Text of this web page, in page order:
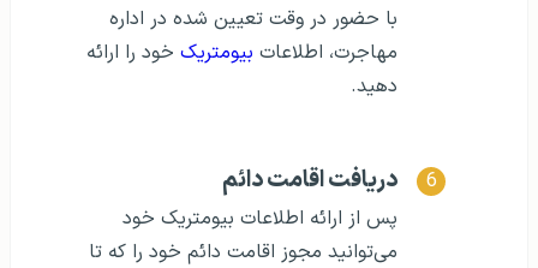
با حضور در وقت تعیین شده در اداره
مهاجرت، اطلاعات بیومتریک خود را ارائه
دهید.
دریافت اقامت دائم
پس از ارائه اطلاعات بیومتریک خود
می‌توانید مجوز اقامت دائم خود را که تا